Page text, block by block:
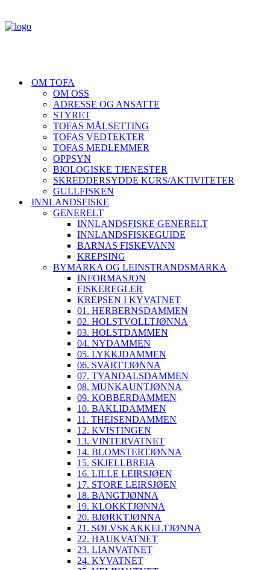
OM TOFA
OM OSS
ADRESSE OG ANSATTE
STYRET
TOFAS MÅLSETTING
TOFAS VEDTEKTER
TOFAS MEDLEMMER
OPPSYN
BIOLOGISKE TJENESTER
SKREDDERSYDDE KURS/AKTIVITETER
GULLFISKEN
INNLANDSFISKE
GENERELT
INNLANDSFISKE GENERELT
INNLANDSFISKEGUIDE
BARNAS FISKEVANN
KREPSING
BYMARKA OG LEINSTRANDSMARKA
INFORMASJON
FISKEREGLER
KREPSEN I KYVATNET
01. HERBERNSDAMMEN
02. HOLSTVOLLTJØNNA
03. HOLSTDAMMEN
04. NYDAMMEN
05. LYKKJDAMMEN
06. SVARTTJØNNA
07. TYANDALSDAMMEN
08. MUNKAUNTJØNNA
09. KOBBERDAMMEN
10. BAKLIDAMMEN
11. THEISENDAMMEN
12. KVISTINGEN
13. VINTERVATNET
14. BLOMSTERTJØNNA
15. SKJELLBREIA
16. LILLE LEIRSJØEN
17. STORE LEIRSJØEN
18. BANGTJØNNA
19. KLOKKTJØNNA
20. BJØRKTJØNNA
21. SØLVSKAKKELTJØNNA
22. HAUKVATNET
23. LIANVATNET
24. KYVATNET